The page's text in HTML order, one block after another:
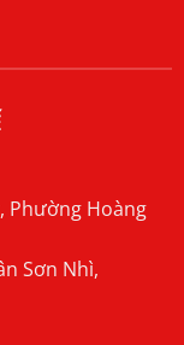
Phường Hoàng
Sơn Nhì,